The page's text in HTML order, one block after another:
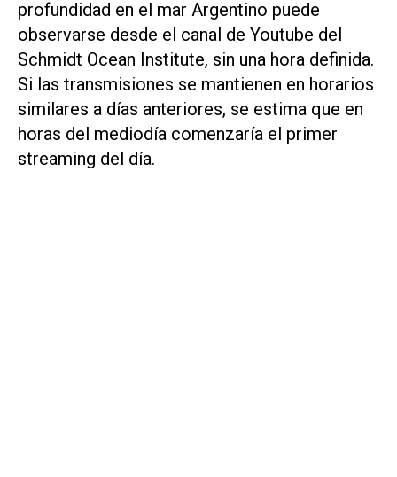
profundidad en el mar Argentino puede
observarse desde el canal de Youtube del
Schmidt Ocean Institute, sin una hora definida.
Si las transmisiones se mantienen en horarios
similares a días anteriores, se estima que en
horas del mediodía comenzaría el primer
streaming del día.